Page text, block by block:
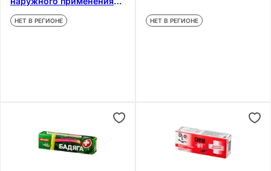
30 г
НЕТ В РЕГИОНЕ НЕТ В РЕГИОНЕ